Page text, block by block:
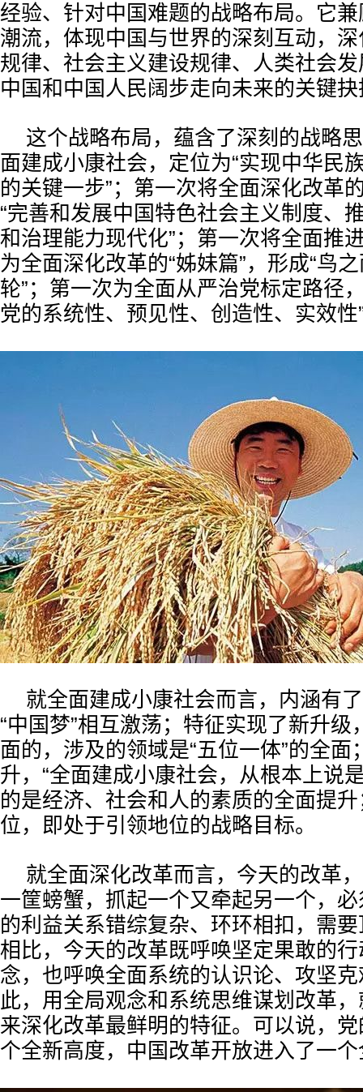
经验、针对中国难题的战略布局。它
潮流，体现中国与世界的深刻互动，
规律、社会主义建设规律、人类社会
中国和中国人民阔步走向未来的关键
这个战略布局，蕴含了深刻的战略
面建成小康社会，定位为“实现中华民
的关键一步”；第一次将全面深化改革
“完善和发展中国特色社会主义制度、
和治理能力现代化”；第一次将全面推
为全面深化改革的“姊妹篇”，形成“鸟
轮”；第一次为全面从严治党标定路径
党的系统性、预见性、创造性、实效性
就全面建成小康社会而言，内涵有
“中国梦”相互激荡；特征实现了新升级
面的，涉及的领域是“五位一体”的全面
升，“全面建成小康社会，从根本上说
的是经济、社会和人的素质的全面提
位，即处于引领地位的战略目标。
就全面深化改革而言，今天的改革
一筐螃蟹，抓起一个又牵起另一个，
的利益关系错综复杂、环环相扣，需
相比，今天的改革既呼唤坚定果敢的
念，也呼唤全面系统的认识论、攻坚
此，用全局观念和系统思维谋划改革
来深化改革最鲜明的特征。可以说，
个全新高度，中国改革开放进入了一